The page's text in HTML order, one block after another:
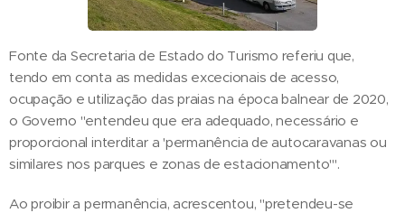
Fonte da Secretaria de Estado do Turismo referiu que,
tendo em conta as medidas excecionais de acesso,
ocupação e utilização das praias na época balnear de 2020,
o Governo "entendeu que era adequado, necessário e
proporcional interditar a 'permanência de autocaravanas ou
similares nos parques e zonas de estacionamento'".
Ao proibir a permanência, acrescentou, "pretendeu-se